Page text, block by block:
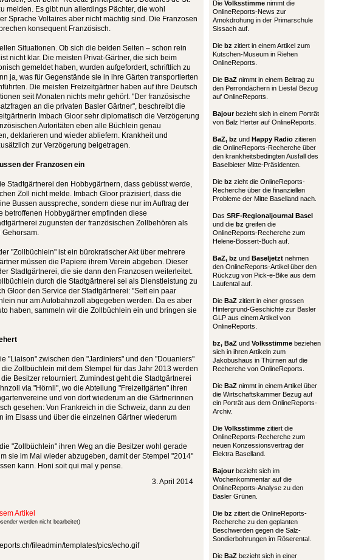
melden. Es gibt nun allerdings Pächter, die wohl
Sprache Voltaires aber nicht mächtig sind. Die Franzosen
konsequent Französisch.
Situationen. Ob sich die beiden Seiten – schon rein
nicht klar. Die meisten Privat-Gärtner, die sich beim
gemeldet haben, wurden aufgefordert, schriftlich zu
ja, was für Gegenstände sie in ihre Gärten transportierten
Die meisten Freizeitgärtner haben auf ihre Deutsch
seit Monaten nichts mehr gehört. "Der französische
an die privaten Basler Gärtner", beschreibt die
Imbach Gloor sehr diplomatisch die Verzögerung
Autoritäten eben alle Büchlein genau
deklarieren und wieder abliefern. Krankheit und
zur Verzögerung beigetragen.
der Franzosen ein
Stadtgärtnerei den Hobbygärtnern, dass gebüsst werde,
Zoll nicht melde. Imbach Gloor präzisiert, dass die
Bussen ausspreche, sondern diese nur im Auftrag der
betroffenen Hobbygärtner empfinden diese
zugunsten der französischen Zollbehören als
Gehorsam.
"Zollbüchlein" ist ein bürokratischer Akt über mehrere
müssen die Papiere ihrem Verein abgeben. Dieser
Stadtgärtnerei, die sie dann den Franzosen weiterleitet.
durch die Stadtgärtnerei sei als Dienstleistung zu
Gloor den Service der Stadtgärtnerei: "Seit ein paar
nur am Autobahnzoll abgegeben werden. Da es aber
haben, sammeln wir die Zollbüchlein ein und bringen sie
"Liaison" zwischen den "Jardiniers" und den "Douaniers"
Zollbüchlein mit dem Stempel für das Jahr 2013 werden
Besitzer retourniert. Zumindest geht die Stadtgärtnerei
via "Hörnli", wo die Abteilung "Freizeitgärten" ihren
und von dort wiederum an die Gärtnerinnen
gesehen: Von Frankreich in die Schweiz, dann zu den
im Elsass und über die einzelnen Gärtner wiederum
"Zollbüchlein" ihren Weg an die Besitzer wohl gerade
sie im Mai wieder abzugeben, damit der Stempel "2014"
kann. Honi soit qui mal y pense.
3. April 2014
Artikel
werden nicht bearbeitet)
Die Volksstimme nimmt die
OnlineReports-News zur
Amokdrohung in der Primarschule
Sissach auf.
Die bz zitiert in einem Artikel zum
Kutschen-Museum in Riehen
OnlineReports.
Die BaZ nimmt in einem Beitrag zu
den Perrondächern in Liestal Bezug
auf OnlineReports.
Bajourbezieht sich in einem Porträt
von Balz Herter auf OnlineReports.
BaZ, bz und Happy Radio zitieren
die OnlineReports-Recherche über
den krankheitsbedingten Ausfall des
Baselbieter Mitte-Präsidenten.
Die bz zieht die OnlineReports-
Recherche über die finanziellen
Probleme der Mitte Baselland nach.
Das SRF-Regionaljournal Basel
und die bz greifen die
OnlineReports-Recherche zum
Helene-Bossert-Buch auf.
BaZ, bz und Baseljetzt nehmen
den OnlineReports-Artikel über den
Rückzug von Pick-e-Bike aus dem
Laufental auf.
Die BaZ zitiert in einer grossen
Hintergrund-Geschichte zur Basler
GLP aus einem Artikel von
OnlineReports.
bz, BaZ und Volksstimme beziehen
sich in ihren Artikeln zum
Jakobushaus in Thürnen auf die
Recherche von OnlineReports.
Die BaZ nimmt in einem Artikel über
die Wirtschaftskammer Bezug auf
ein Porträt aus dem OnlineReports-
Archiv.
Die Volksstimme zitiert die
OnlineReports-Recherche zum
neuen Konzessionsvertrag der
Elektra Baselland.
Bajourbezieht sich im
Wochenkommentar auf die
OnlineReports-Analyse zu den
Basler Grünen.
Die bz zitiert die OnlineReports-
Recherche zu den geplanten
Beschwerden gegen die Salz-
Sondierbohrungen im Röserental.
Die BaZ bezieht sich in einer